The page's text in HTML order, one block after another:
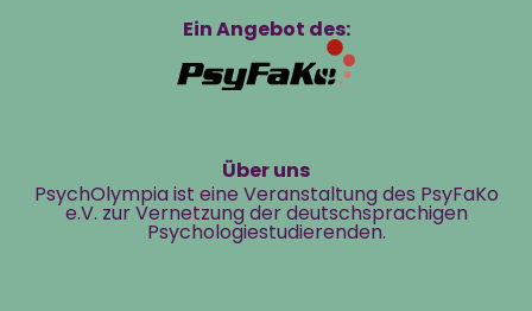
Ein Angebot des:
Über uns
PsychOlympia ist eine Veranstaltung des PsyFaKo
e.V. zur Vernetzung der deutschsprachigen
Psychologiestudierenden.